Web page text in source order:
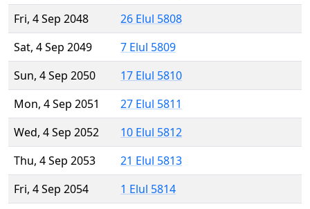
Fri, 4 Sep 2048
26 Elul 5808
Sat, 4 Sep 2049
7 Elul 5809
Sun, 4 Sep 2050
17 Elul 5810
Mon, 4 Sep 2051
27 Elul 5811
Wed, 4 Sep 2052
10 Elul 5812
Thu, 4 Sep 2053
21 Elul 5813
Fri, 4 Sep 2054
1 Elul 5814